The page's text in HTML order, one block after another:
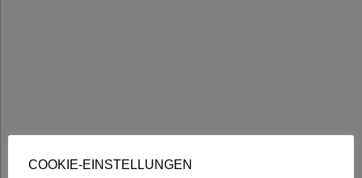
COOKIE-EINSTELLUNGEN